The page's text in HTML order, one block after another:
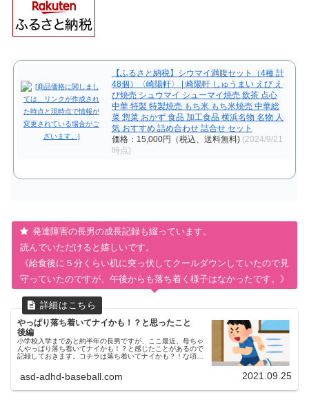
【ふるさと納税】シウマイ満腹セット（4種 計
48個）〈崎陽軒〉 | 崎陽軒 しゅうまい えび え
び焼売 シュウマイ シューマイ焼売 飲茶 点心
中華 特製 特製焼売 もち米 もち米焼売 中華総
菜 惣菜 おかず 食品 加工食品 横浜名物 名物 人
気 おすすめ 詰め合わせ 詰合せ セット
価格：15,000円（税込、送料無料) (2024/9/21
時点)
発達障害の長男の成長記録も綴っています。
読んでいただけると嬉しいです。
《給食後に５分くらい机に突っ伏してクールダウンしていたので見
守っていたのですが、午後からも落ち着く様子はなかったです。》
やっぱり落ち着いてナイかも！？と思ったこと
後編
小学校入学まであと約半年の長男ですが、ここ最近、母ちゃ
んやっぱり落ち着いてナイかも！？と感じたことがあるので
記録しておきます。コチラは落ち着いてナイかも？！な項目
asd-adhd-baseball.com 2021.09.25